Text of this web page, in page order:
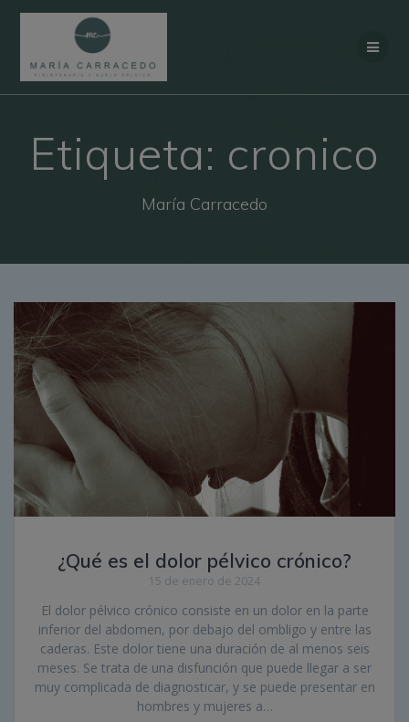
Etiqueta: cronico
María Carracedo
​¿Qué es el dolor pélvico crónico?
15 de enero de 2024
El dolor pélvico crónico consiste en un dolor en la parte
inferior del abdomen, por debajo del ombligo y entre las
caderas. Este dolor tiene una duración de al menos seis
meses. Se trata de una disfunción que puede llegar a ser
muy complicada de diagnosticar, y se puede presentar en
hombres y mujeres a…